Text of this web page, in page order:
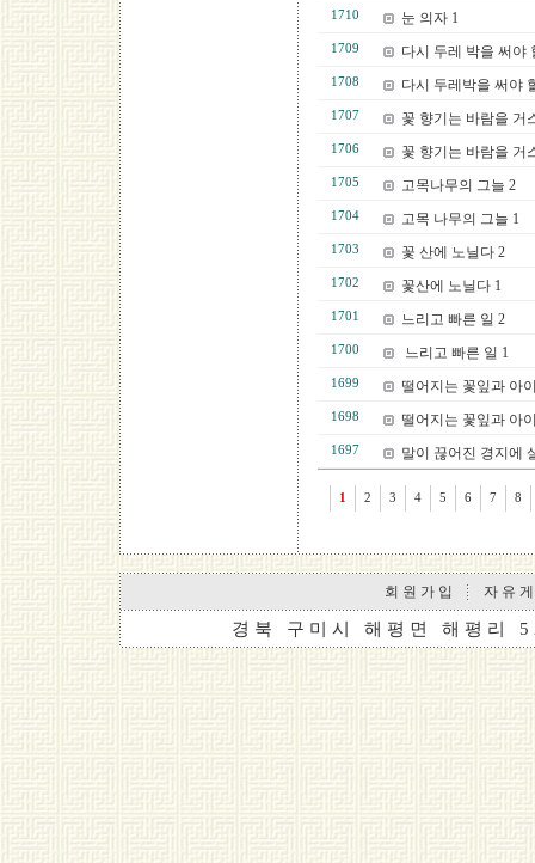
1710 눈 의자 1
1709 다시 두레 박을 써야
1708 다시 두레박을 써야
1707 꽃 향기는 바람을 거
1706 꽃 향기는 바람을 거
1705 고목나무의 그늘 2
1704 고목 나무의 그늘 1
1703 꽃 산에 노닐다 2
1702 꽃산에 노닐다 1
1701 느리고 빠른 일 2
1700 느리고 빠른 일 1
1699 떨어지는 꽃잎과 아
1698 떨어지는 꽃잎과 아
1697 말이 끊어진 경지에
1 2 3 4 5 6 7 8
회 원 가 입 자 유
경 북 구 미 시 해 평 면 해 평